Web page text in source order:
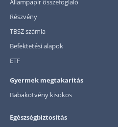
Állampapír összefoglaló
Részvény
TBSZ számla
Befektetési alapok
ETF
Gyermek megtakarítás
Babakötvény kisokos
Egészségbiztosítás